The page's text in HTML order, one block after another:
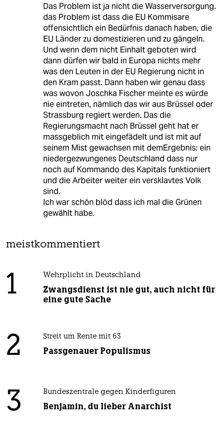
Das Problem ist ja nicht die Wasserversorgung.
das Problem ist dass die EU Kommisare
offensichtlich ein Bedürfnis danach haben, die
EU Länder zu domestizieren und zu gängeln.
Und wenn dem nicht Einhalt geboten wird
dann dürfen wir bald in Europa nichts mehr
was den Leuten in der EU Regierung nicht in
den Kram passt. Dann haben wir genau dass
was wovon Joschka Fischer meinte es würde
nie eintreten, nämlich das wir aus Brüssel oder
Strassburg regiert werden. Das die
Regierungsmacht nach Brüssel geht hat er
massgeblich mit eingefädelt und ist mit auf
seinem Mist gewachsen mit demErgebnis: ein
niedergezwungenes Deutschland dass nur
noch auf Kommando des Kapitals funktioniert
und die Arbeiter weiter ein versklavtes Volk
sind.
Ich war schön blöd dass ich mal die Grünen
gewählt habe.
meistkommentiert
1 Wehrplicht in Deutschland
Zwangsdienst ist nie gut, auch nicht für
eine gute Sache
2 Streit um Rente mit 63
Passgenauer Populismus
3 Bundeszentrale gegen Kinderfiguren
Benjamin, du lieber Anarchist